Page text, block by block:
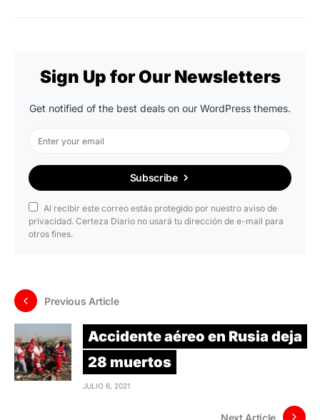
Sign Up for Our Newsletters
Get notified of the best deals on our WordPress themes.
Subscribe
Al recibir este correo estás protegido por nuestro aviso de
privacidad. Certeza Diario no usará tu dirección de e-mail para
otros fines.
Previous Article
Accidente aéreo en Rusia deja
28 muertos
JULIO 6, 2021
Next Article